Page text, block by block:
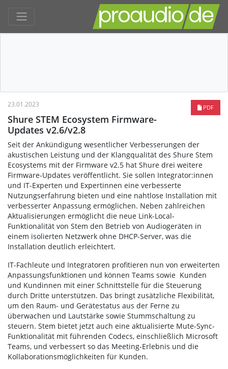
PDF
23.01.2023
Shure STEM Ecosystem Firmware-
Updates v2.6/v2.8
Seit der Ankündigung wesentlicher Verbesserungen der
akustischen Leistung und der Klangqualität des Shure Stem
Ecosystems mit der Firmware v2.5 hat Shure drei weitere
Firmware-Updates veröffentlicht. Sie sollen Integrator:innen
und IT-Experten und Expertinnen eine verbesserte
Nutzungserfahrung bieten und eine nahtlose Installation mit
verbesserter Anpassung ermöglichen. Neben zahlreichen
Aktualisierungen ermöglicht die neue Link-Local-
Funktionalität von Stem den Betrieb von Audiogeräten in
einem isolierten Netzwerk ohne DHCP-Server, was die
Installation deutlich erleichtert.
IT-Fachleute und Integratoren profitieren nun von erweiterten
Anpassungsfunktionen und können Teams sowie Kunden
und Kundinnen mit einer Schnittstelle für die Steuerung
durch Dritte unterstützen. Das bringt zusätzliche Flexibilität,
um den Raum- und Gerätestatus aus der Ferne zu
überwachen und Lautstärke sowie Stummschaltung zu
steuern. Stem bietet jetzt auch eine aktualisierte Mute-Sync-
Funktionalität mit führenden Codecs, einschließlich Microsoft
Teams, und verbessert so das Meeting-Erlebnis und die
Kollaborationsmöglichkeiten für Kunden.